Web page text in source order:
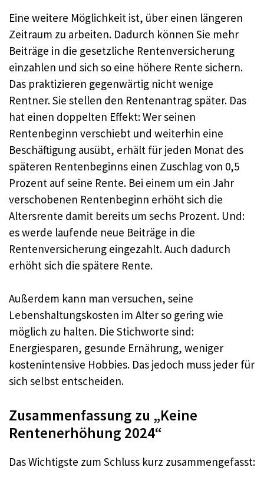
Eine weitere Möglichkeit ist, über einen längeren
Zeitraum zu arbeiten. Dadurch können Sie mehr
Beiträge in die gesetzliche Rentenversicherung
einzahlen und sich so eine höhere Rente sichern.
Das praktizieren gegenwärtig nicht wenige
Rentner. Sie stellen den Rentenantrag später. Das
hat einen doppelten Effekt: Wer seinen
Rentenbeginn verschiebt und weiterhin eine
Beschäftigung ausübt, erhält für jeden Monat des
späteren Rentenbeginns einen Zuschlag von 0,5
Prozent auf seine Rente. Bei einem um ein Jahr
verschobenen Rentenbeginn erhöht sich die
Altersrente damit bereits um sechs Prozent. Und:
es werde laufende neue Beiträge in die
Rentenversicherung eingezahlt. Auch dadurch
erhöht sich die spätere Rente.
Außerdem kann man versuchen, seine
Lebenshaltungskosten im Alter so gering wie
möglich zu halten. Die Stichworte sind:
Energiesparen, gesunde Ernährung, weniger
kostenintensive Hobbies. Das jedoch muss jeder für
sich selbst entscheiden.
Zusammenfassung zu „Keine
Rentenerhöhung 2024“
Das Wichtigste zum Schluss kurz zusammengefasst: